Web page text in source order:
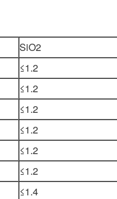
SiO2
≤1.2
≤1.2
≤1.2
≤1.2
≤1.2
≤1.2
≤1.4